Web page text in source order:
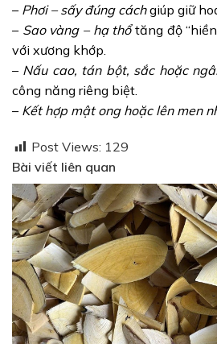
– Phơi – sấy đúng cáchgiúp giữ
– Sao vàng – hạ thổtăng độ
với xương khớp.
– Nấu cao, tán bột, sắc hoặc
công năng riêng biệt.
– Kết hợp mật ong hoặc lên men
Post Views: 129
Bài viết liên quan